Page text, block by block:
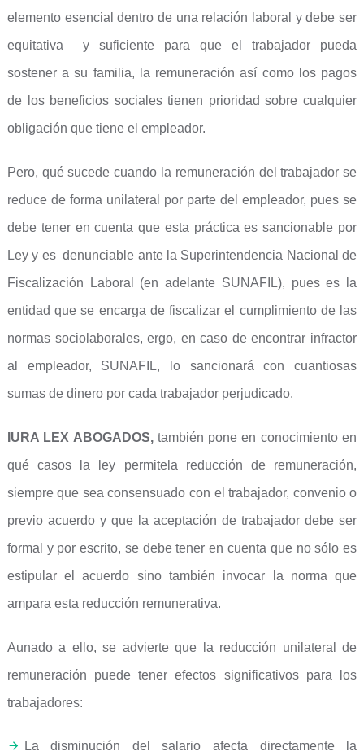
elemento esencial dentro de una relación laboral y debe ser
equitativa y suficiente para que el trabajador pueda
sostener a su familia, la remuneración así como los pagos
de los beneficios sociales tienen prioridad sobre cualquier
obligación que tiene el empleador.
Pero, qué sucede cuando la remuneración del trabajador se
reduce de forma unilateral por parte del empleador, pues se
debe tener en cuenta que esta práctica es sancionable por
Ley y es denunciable ante la Superintendencia Nacional de
Fiscalización Laboral (en adelante SUNAFIL), pues es la
entidad que se encarga de fiscalizar el cumplimiento de las
normas sociolaborales, ergo, en caso de encontrar infractor
al empleador, SUNAFIL, lo sancionará con cuantiosas
sumas de dinero por cada trabajador perjudicado.
IURA LEX ABOGADOS, también pone en conocimiento en
qué casos la ley permitela reducción de remuneración,
siempre que sea consensuado con el trabajador, convenio o
previo acuerdo y que la aceptación de trabajador debe ser
formal y por escrito, se debe tener en cuenta que no sólo es
estipular el acuerdo sino también invocar la norma que
ampara esta reducción remunerativa.
Aunado a ello, se advierte que la reducción unilateral de
remuneración puede tener efectos significativos para los
trabajadores:
La disminución del salario afecta directamente la